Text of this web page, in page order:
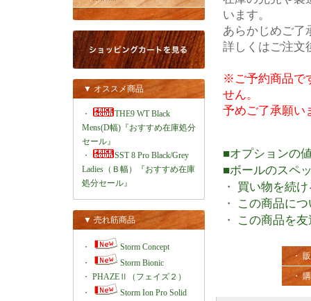
▼ オススメ商品
・
THE9 WT Black
Mens(D幅)『おすすめ在庫処分
セール』
・
SST 8 Pro Black/Grey
Ladies（Ｂ幅）『おすすめ在庫
処分セール』
▼ 売れ筋商品
・
Storm Concept
・
Storm Bionic
・ PHAZEⅡ（フェイズ２）
・
Storm Ion Pro Solid
います。
あらかじめご了
詳しくはご注文
※ご予約商品で
せん。
予めご了承願い
■オプションの
■ボールのスペ
・ 買い物を続け
・
この商品に
・
この商品を
・
・